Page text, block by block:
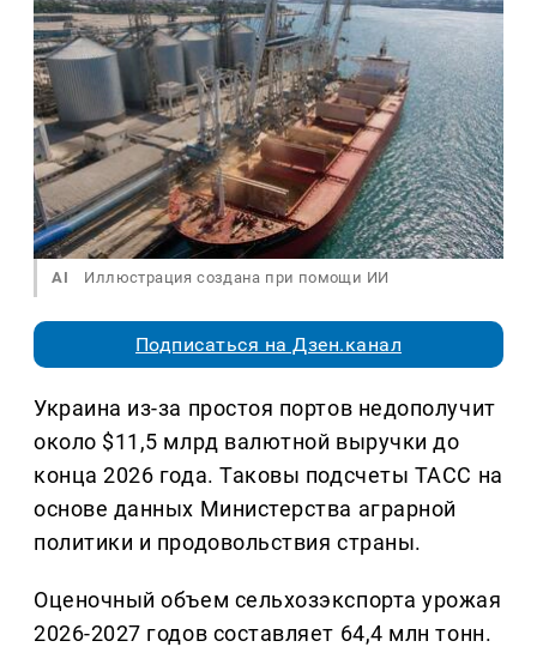
AI Иллюстрация создана при помощи ИИ
Подписаться на Дзен.канал
Украина из-за простоя портов недополучит
около $11,5 млрд валютной выручки до
конца 2026 года. Таковы подсчеты ТАСС на
основе данных Министерства аграрной
политики и продовольствия страны.
Оценочный объем сельхозэкспорта урожая
2026-2027 годов составляет 64,4 млн тонн.